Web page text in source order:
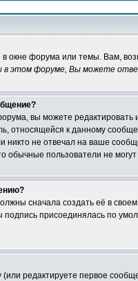
в окне форума или темы. Вам,
этом форуме, Вы можете
вы можете редактировать
, относящейся к данному
никто не отвечал на ваше
обычные пользователи не
сначала создать её в
присоединялась по
(или редактируете первое